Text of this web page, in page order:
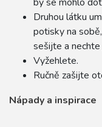
Druhou látku
potisky na
sešijte a
Vyžehlete.
Ručně zašijte
Nápady a inspirace